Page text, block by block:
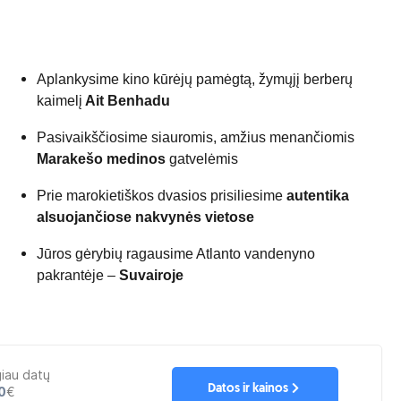
Aplankysime kino kūrėjų pamėgtą, žymųjį berberų
kaimelį Ait Benhadu
Pasivaikščiosime siauromis, amžius menančiomis
Marakešo medinos gatvelėmis
Prie marokietiškos dvasios prisiliesimeautentika
alsuojančiose nakvynės vietose
Jūros gėrybių ragausime Atlanto vandenyno
pakrantėje –Suvairoje
datų
€ Datos ir kainos